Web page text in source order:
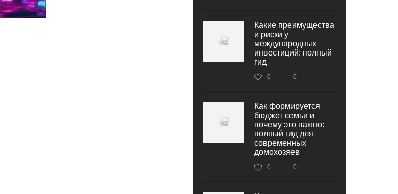
Какие преимущества
и риски у
международных
инвестиций: полный
гид
0 0
Как формируется
бюджет семьи и
почему это важно:
полный гид для
современных
домохозяев
0 0